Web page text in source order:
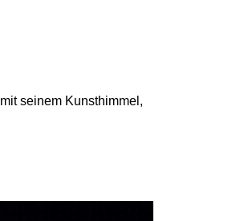
mit seinem Kunsthimmel,